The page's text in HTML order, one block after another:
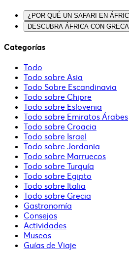
¿POR QUÉ UN SAFARI EN
DESCUBRA ÁFRICA CON GRECA
Categorías
Todo
Todo sobre Asia
Todo Sobre Escandinavia
Todo sobre Chipre
Todo sobre Eslovenia
Todo sobre Emiratos Árabes
Todo sobre Croacia
Todo sobre Israel
Todo sobre Jordania
Todo sobre Marruecos
Todo sobre Turquía
Todo sobre Egipto
Todo sobre Italia
Todo sobre Grecia
Gastronomía
Consejos
Actividades
Museos
Guías de Viaje